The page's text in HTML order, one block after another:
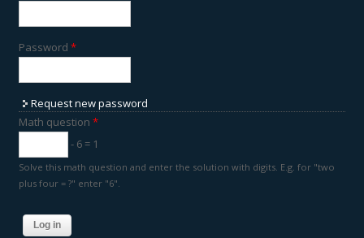
Password*
Request new password
Math question*
- 6 = 1
Solve this math question and enter the solution with digits. E.g. for "two
plus four = ?" enter "6".